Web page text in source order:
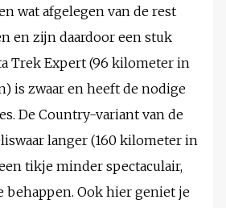
wat afgelegen van de rest
en zijn daardoor een stuk
Trek Expert (96 kilometer in
is zwaar en heeft de nodige
De Country-variant van de
langer (160 kilometer in
tikje minder spectaculair,
behappen. Ook hier geniet je